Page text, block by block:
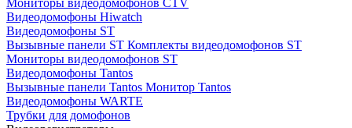
Мониторы видеодомофонов CTV
Видеодомофоны Hiwatch
Видеодомофоны ST
Вызывные панели ST Комплекты видеодомофонов ST
Мониторы видеодомофонов ST
Видеодомофоны Tantos
Вызывные панели Tantos Монитор Tantos
Видеодомофоны WARTE
Трубки для домофонов